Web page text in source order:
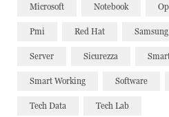
Microsoft Notebook
Pmi Red Hat Samsung
Server Sicurezza
Smart Working Software
Tech Data Tech Lab